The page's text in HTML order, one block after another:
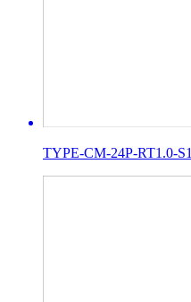
TYPE-CM-24P-RT1.0-S1